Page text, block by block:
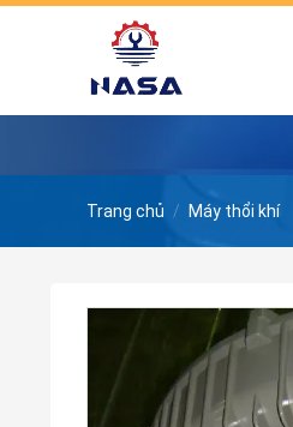
Skip
Trang chủ / Máy thổi khí